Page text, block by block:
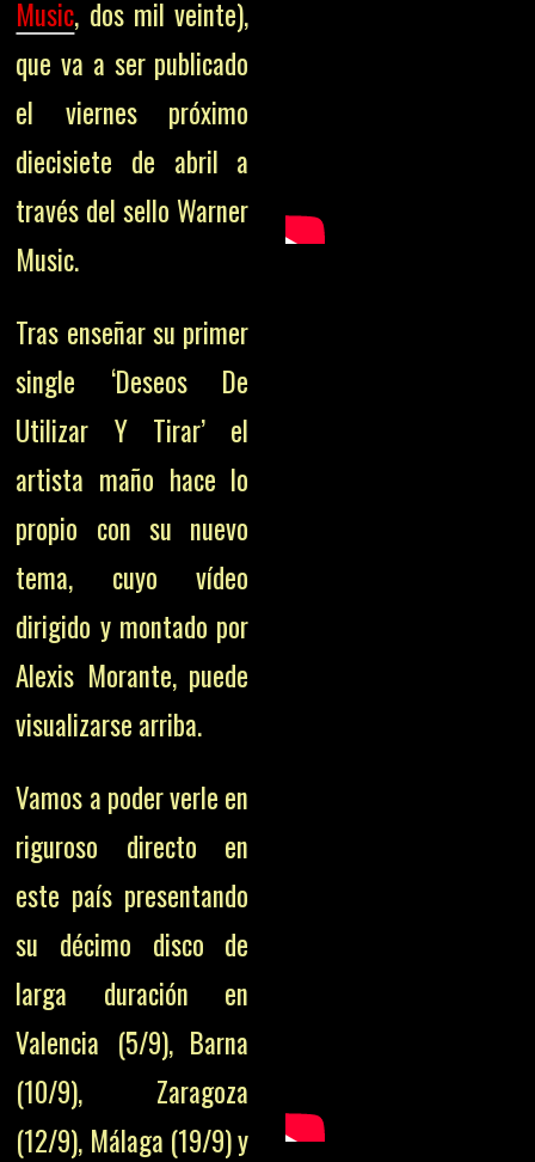
Music, dos mil veinte),
que va a ser publicado
el viernes próximo
diecisiete de abril a
través del sello Warner
Music.
Tras enseñar su primer
single ‘Deseos De
Utilizar Y Tirar’ el
artista maño hace lo
propio con su nuevo
tema, cuyo vídeo
dirigido y montado por
Alexis Morante, puede
visualizarse arriba.
Vamos a poder verle en
riguroso directo en
este país presentando
su décimo disco de
larga duración en
Valencia (5/9), Barna
(10/9), Zaragoza
(12/9), Málaga (19/9) y